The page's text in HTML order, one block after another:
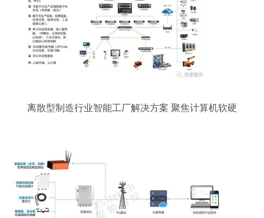
离散型制造行业智能工厂解决方案 聚焦计算机软硬